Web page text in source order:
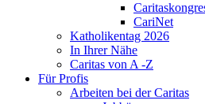
CariNet
Katholikentag 2026
In Ihrer Nähe
Caritas von A -Z
Für Profis
Arbeiten bei der Caritas